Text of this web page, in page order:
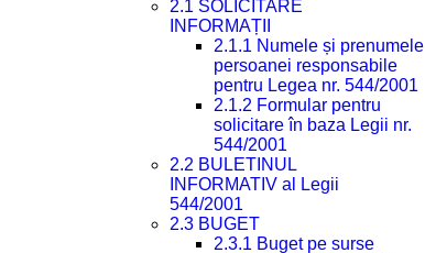
2.1 SOLICITARE
INFORMAȚII
2.1.1 Numele și prenumele
persoanei responsabile
pentru Legea nr. 544/2001
2.1.2 Formular pentru
solicitare în baza Legii nr.
544/2001
2.2 BULETINUL
INFORMATIV al Legii
544/2001
2.3 BUGET
2.3.1 Buget pe surse